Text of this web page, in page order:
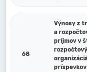
68
Výnosy z
a
príjmov v